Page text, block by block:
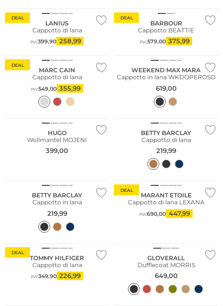
DEAL
LANIUS
Cappotto di lana
PVC399,90 258,99
DEAL
BARBOUR
Cappotto BEATTIE
PVC579,00 375,99
DEAL
MARC CAIN
Cappotto di lana
PVC549,00 355,99
WEEKEND MAX MARA
Cappotto in lana WKDOPEROSO
619,00
HUGO
Wollmantel MOJENI
399,00
BETTY BARCLAY
Cappotto di lana
219,99
BETTY BARCLAY
Cappotto in lana
219,99
DEAL
MARANT ETOILE
Cappotto di lana LEXANA
PVC690,00 447,99
DEAL
TOMMY HILFIGER
Cappotto di lana
PVC349,90 226,99
GLOVERALL
Dufflecoat MORRIS
649,00